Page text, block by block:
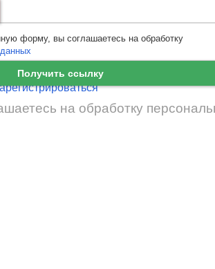
область
Ленинградская
авторизации
Войти Забыли пароль
Получить ссылку
на обработку
форму, вы соглашаетесь на обработку